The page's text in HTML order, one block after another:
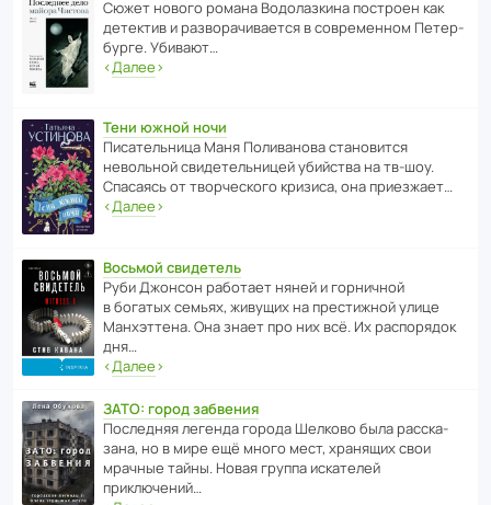
Сюжет нового романа Водо­ла­з­кина пост­роен как
дете­ктив и разво­ра­чи­ва­ется в совре­менном Пете­р­
бурге. Убивают…
‹Далее›
Тени южной ночи
Писа­тель­ница Маня Поли­ва­нова стано­вится
невольной свиде­тель­ницей убийства на тв-шоу.
Спасаясь от твор­че­с­кого кризиса, она приезжает…
‹Далее›
Восьмой свидетель
Руби Джонсон рабо­тает няней и горни­чной
в богатых семьях, живущих на прес­ти­жной улице
Манх­эт­тена. Она знает про них всё. Их распо­рядок
дня…
‹Далее›
ЗАТО: город забвения
После­дняя легенда города Шелково была расска­
зана, но в мире ещё много мест, хранящих свои
мрачные тайны. Новая группа иска­телей
приключений…